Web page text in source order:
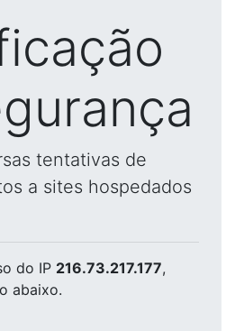
tentativas de
a sites hospedados
do IP 216.73.217.177,
abaixo.